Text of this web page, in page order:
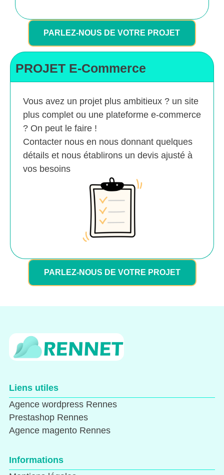
PARLEZ-NOUS DE VOTRE PROJET
PROJET E-Commerce
Vous avez un projet plus ambitieux ? un site
plus complet ou une plateforme e-commerce
? On peut le faire !
Contacter nous en nous donnant quelques
détails et nous établirons un devis ajusté à
vos besoins
PARLEZ-NOUS DE VOTRE PROJET
Liens utiles
Agence wordpress Rennes
Prestashop Rennes
Agence magento Rennes
Informations